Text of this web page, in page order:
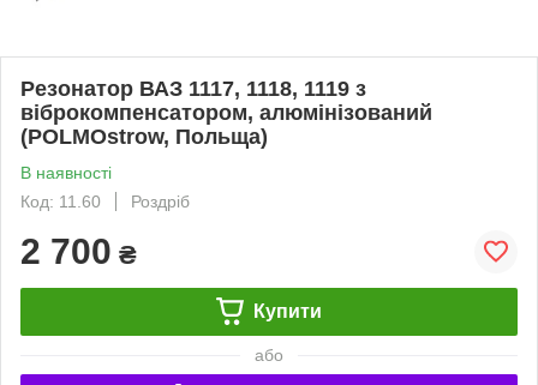
Резонатор ВАЗ 1117, 1118, 1119 з
віброкомпенсатором, алюмінізований
(POLMOstrow, Польща)
В наявності
Код: 11.60
Роздріб
2 700 ₴
Купити
або